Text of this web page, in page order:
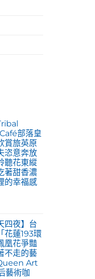
部落皇
賞旅英原
恣意奔放
聽花東縱
著甜香濃
的幸福感
四夜】台
花蓮193環
凰花爭豔
不走的藝
Art
藝術咖